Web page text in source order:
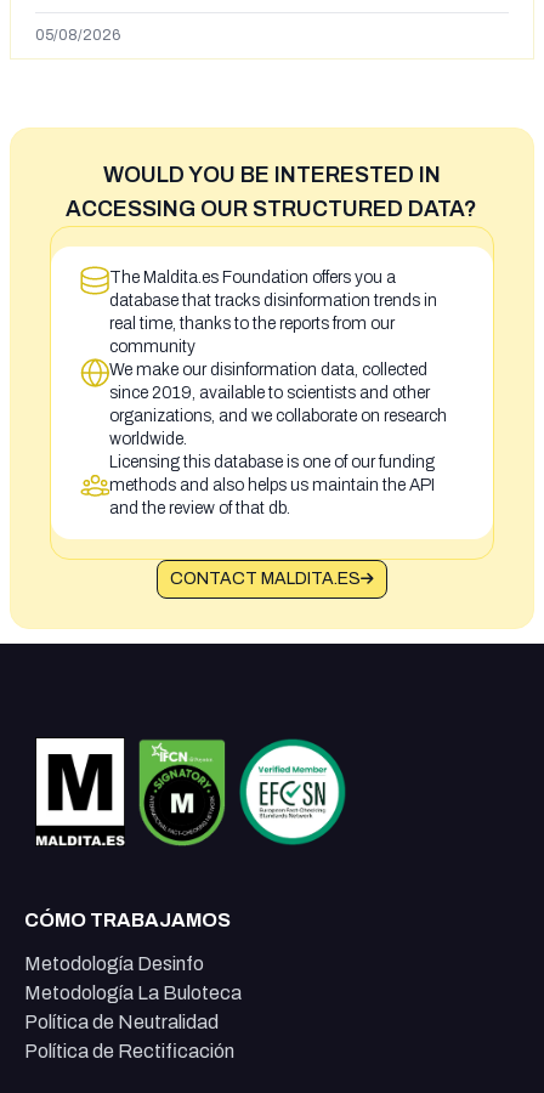
situación irregular a Ceuta
05/08/2026
WOULD YOU BE INTERESTED IN
ACCESSING OUR STRUCTURED DATA?
The Maldita.es Foundation offers you a
database that tracks disinformation trends in
real time, thanks to the reports from our
community
We make our disinformation data, collected
since 2019, available to scientists and other
organizations, and we collaborate on research
worldwide.
Licensing this database is one of our funding
methods and also helps us maintain the API
and the review of that db.
CONTACT MALDITA.ES
CÓMO TRABAJAMOS
Metodología Desinfo
Metodología La Buloteca
Política de Neutralidad
Política de Rectificación